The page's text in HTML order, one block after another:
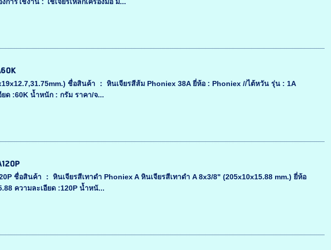
ชื่อสินค้า ： หินเจียรสีส้ม Phoniex 38A ยี่ห้อ : Phoniex //ไต้หวัน รุ่น : 1A
ด :60K น้ำหนัก : กรัม ราคา/จ...
ชื่อสินค้า ： หินเจียรสีเทาดำ Phoniex A หินเจียรสีเทาดำ A 8x3/8" (205x10x15.88 mm.) ยี่ห้อ
ความละเอียด :120P น้ำหนั...